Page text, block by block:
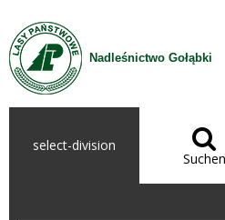
Zum Inhalt wechseln
Nadleśnictwo Gołąbki
select-division 
Suchen